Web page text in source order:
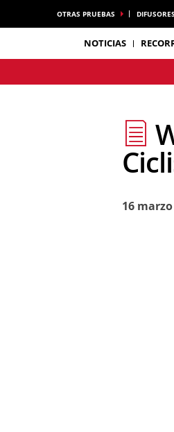
OTRAS PRUEBAS
NOTICIAS
16 marzo